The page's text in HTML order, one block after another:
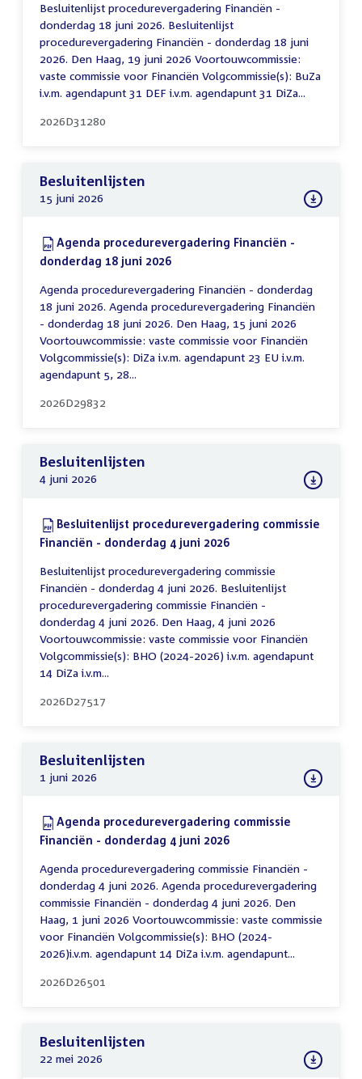
Besluitenlijst procedurevergadering Financiën -
donderdag 18 juni 2026. Besluitenlijst
procedurevergadering Financiën - donderdag 18 juni
2026. Den Haag, 19 juni 2026 Voortouwcommissie:
vaste commissie voor Financiën Volgcommissie(s): BuZa
i.v.m. agendapunt 31 DEF i.v.m. agendapunt 31 DiZa...
2026D31280
Besluitenlijsten
15 juni 2026
Download:
Agenda procedurevergadering Financiën -
donderdag 18 juni 2026
Agenda procedurevergadering Financiën - donderdag
18 juni 2026. Agenda procedurevergadering Financiën
- donderdag 18 juni 2026. Den Haag, 15 juni 2026
Voortouwcommissie: vaste commissie voor Financiën
Volgcommissie(s): DiZa i.v.m. agendapunt 23 EU i.v.m.
agendapunt 5, 28...
2026D29832
Besluitenlijsten
4 juni 2026
Download:
Besluitenlijst procedurevergadering commissie
Financiën - donderdag 4 juni 2026
Besluitenlijst procedurevergadering commissie
Financiën - donderdag 4 juni 2026. Besluitenlijst
procedurevergadering commissie Financiën -
donderdag 4 juni 2026. Den Haag, 4 juni 2026
Voortouwcommissie: vaste commissie voor Financiën
Volgcommissie(s): BHO (2024-2026) i.v.m. agendapunt
14 DiZa i.v.m...
2026D27517
Besluitenlijsten
1 juni 2026
Download:
Agenda procedurevergadering commissie
Financiën - donderdag 4 juni 2026
Agenda procedurevergadering commissie Financiën -
donderdag 4 juni 2026. Agenda procedurevergadering
commissie Financiën - donderdag 4 juni 2026. Den
Haag, 1 juni 2026 Voortouwcommissie: vaste commissie
voor Financiën Volgcommissie(s): BHO (2024-
2026)i.v.m. agendapunt 14 DiZa i.v.m. agendapunt...
2026D26501
Besluitenlijsten
22 mei 2026